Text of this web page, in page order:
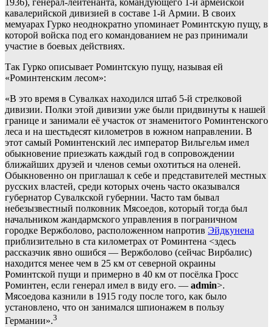
кавалерийской дивизией в составе 1-й Армии. В своих
мемуарах Гурко неоднократно упоминает Роминтскую пущу, в
которой войска под его командованием не раз принимали
участие в боевых действиях.
Так Гурко описывает Роминтскую пущу, называя ей
«Роминтенским лесом»:
«В это время в Сувалках находился штаб 5-й стрелковой
дивизии. Полки этой дивизии уже были придвинуты к нашей
границе и занимали её участок от знаменитого Роминтенского
леса и на шестьдесят километров в южном направлении. В
этот самый Роминтенский лес император Вильгельм имел
обыкновение приезжать каждый год в сопровождении
ближайших друзей и членов семьи охотиться на оленей.
Обыкновенно он приглашал к себе и представителей местных
русских властей, среди которых очень часто оказывался
губернатор Сувалкской губернии. Часто там бывал
небезызвестный полковник Мясоедов, который тогда был
начальником жандармского управления в пограничном
городке Вержболово, расположенном напротив Эйдкунена
приблизительно в ста километрах от Роминтена <здесь
рассказчик явно ошибся — Вержболово (сейчас Вирбалис)
находится менее чем в 25 км от северной окраины
Роминтской пущи и примерно в 40 км от посёлка Гросс
Роминтен, если генерал имел в виду его. — admin>.
Мясоедова казнили в 1915 году после того, как было
установлено, что он занимался шпионажем в пользу
Германии».3